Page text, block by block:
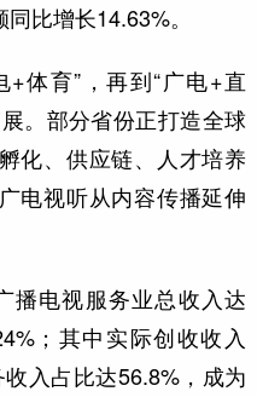
比增长14.63%。
体育”，再到“广电+直
。部分省份正打造全球
化、供应链、人才培养
电视听从内容传播延伸
电视服务业总收入达
；其中实际创收收入
入占比达56.8%，成为